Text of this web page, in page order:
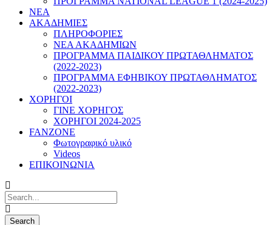
ΝΕΑ
ΑΚΑΔΗΜΙΕΣ
ΠΛΗΡΟΦΟΡΙΕΣ
ΝΕΑ ΑΚΑΔΗΜΙΩΝ
ΠΡΟΓΡΑΜΜΑ ΠΑΙΔΙΚΟΥ ΠΡΩΤΑΘΛΗΜΑΤΟΣ
(2022-2023)
ΠΡΟΓΡΑΜΜΑ ΕΦΗΒΙΚΟΥ ΠΡΩΤΑΘΛΗΜΑΤΟΣ
(2022-2023)
ΧΟΡΗΓΟΙ
ΓΙΝΕ ΧΟΡΗΓΟΣ
ΧΟΡΗΓΟΙ 2024-2025
FANZONE
Φωτογραφικό υλικό
Videos
ΕΠΙΚΟΙΝΩΝΙΑ